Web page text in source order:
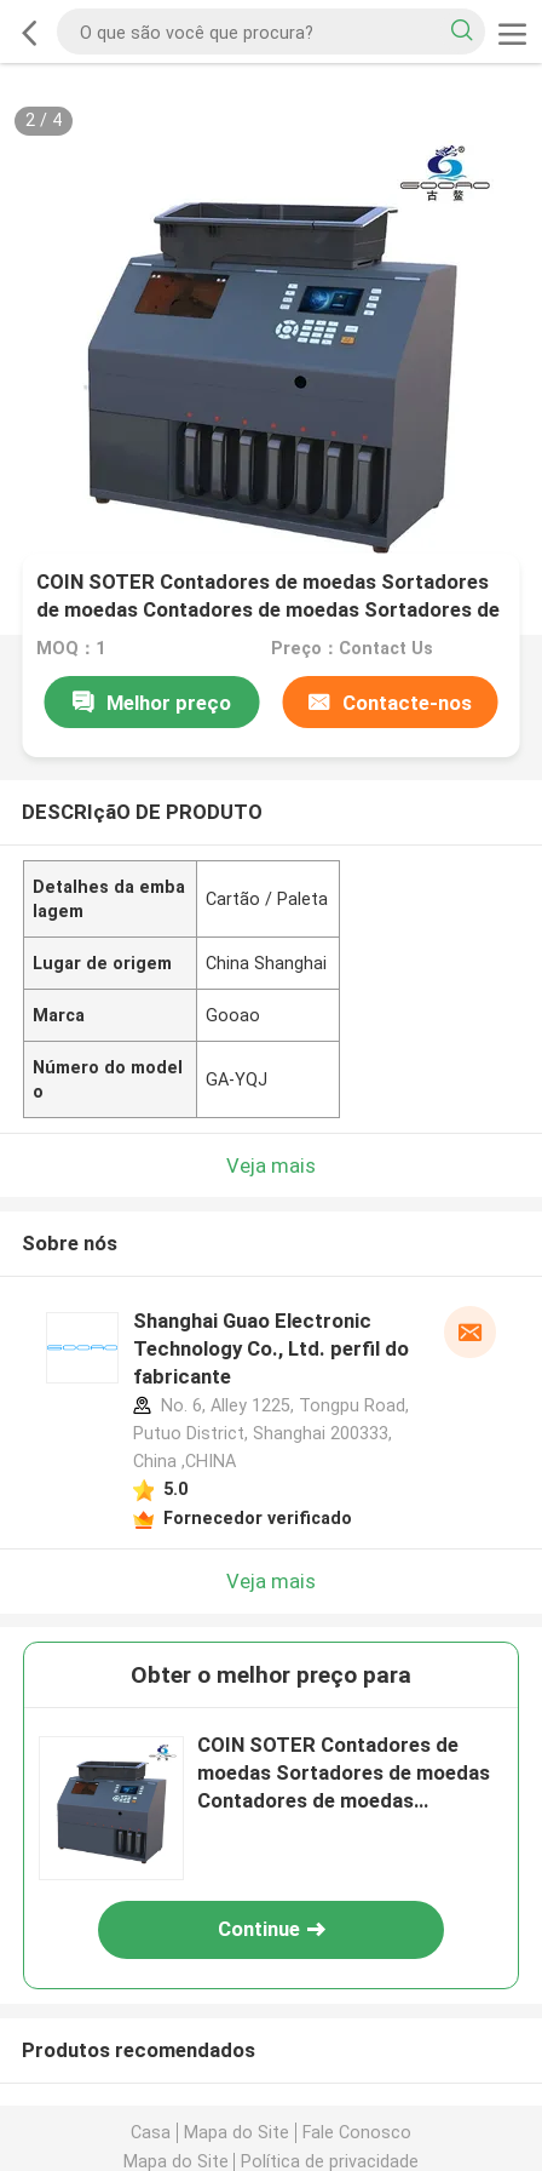
2/ 4
COIN SOTER Contadores de moedas Sortadores
de moedas Contadores de moedas Sortadores de
moedas
MOQ：1 Preço：Contact Us
Melhor preço Contacte-nos
DESCRIçãO DE PRODUTO
Detalhes da emba
lagem
Cartão / Paleta
Lugar de origem China Shanghai
Marca Gooao
Número do model
o
GA-YQJ
Veja mais
Sobre nós
Shanghai Guao Electronic
Technology Co., Ltd. perfil do
fabricante
No. 6, Alley 1225, Tongpu Road,
Putuo District, Shanghai 200333,
China ,CHINA
5.0
Fornecedor verificado
Veja mais
Obter o melhor preço para
COIN SOTER Contadores de
moedas Sortadores de moedas
Contadores de moedas
Continue
Produtos recomendados
Casa Mapa do Site
Fale Conosco
Mapa do Site
Política de privacidade